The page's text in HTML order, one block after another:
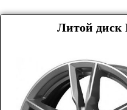
Литой диск